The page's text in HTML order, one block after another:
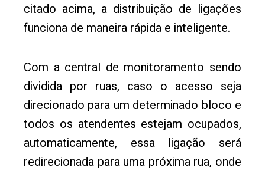
citado acima, a distribuição de ligações
funciona de maneira rápida e inteligente.
Com a central de monitoramento sendo
dividida por ruas, caso o acesso seja
direcionado para um determinado bloco e
todos os atendentes estejam ocupados,
automaticamente, essa ligação será
redirecionada para uma próxima rua, onde